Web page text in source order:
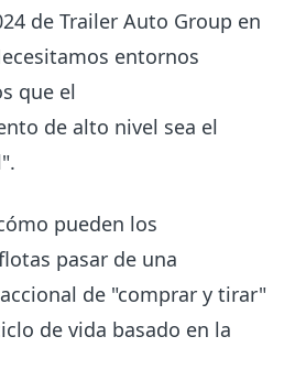
de Trailer Auto Group en
entornos
que el
de alto nivel sea el
pueden los
pasar de una
de "comprar y tirar"
de vida basado en la